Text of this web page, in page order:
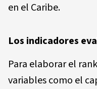
en el Caribe.
Los indicadores
Para elaborar el
variables como el